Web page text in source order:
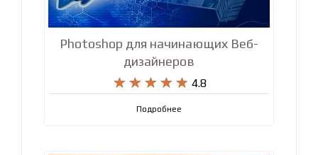
Photoshop для начинающих Веб-
дизайнеров
    
     4.8
Подробнее